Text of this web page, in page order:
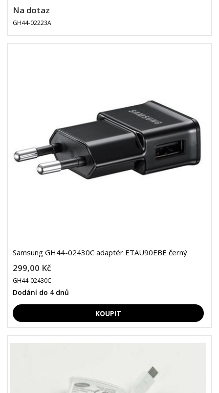
Na dotaz
GH44-02223A
Samsung GH44-02430C adaptér ETAU90EBE černý
299,00 Kč
GH44-02430C
Dodání do 4 dnů